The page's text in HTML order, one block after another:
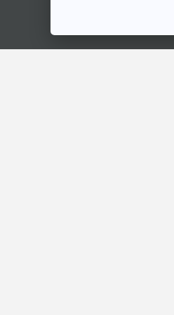
ตอนที่เกี่ยวข้อง